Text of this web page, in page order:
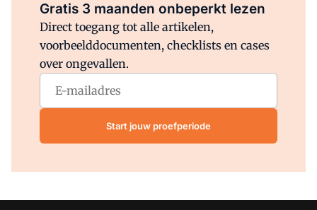
Gratis 3 maanden onbeperkt lezen
Direct toegang tot alle artikelen,
voorbeelddocumenten, checklists en cases
over ongevallen.
Start jouw proefperiode